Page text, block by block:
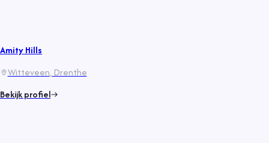
Amity Hills
Witteveen, Drenthe
Bekijk profiel